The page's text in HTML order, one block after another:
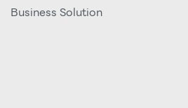
Business Solution